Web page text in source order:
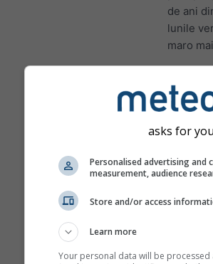
de ani
lunile
maro
pe lună
Lună
Jan
Sep
asks for
Personalised advertising
measurement, audience
Store and/or access
Learn more
Your personal data will be